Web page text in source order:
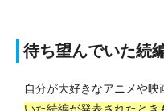
待ち望んでいた続
自分が大好きなアニメや